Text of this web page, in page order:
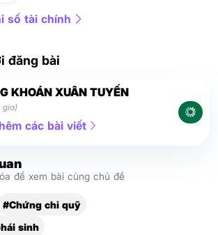
số tài chính
đăng bài
KHOÁN XUÂN TUYẾN
gia)
các bài viết
để xem bài cùng chủ đề
#Chứng chỉ quỹ
sinh